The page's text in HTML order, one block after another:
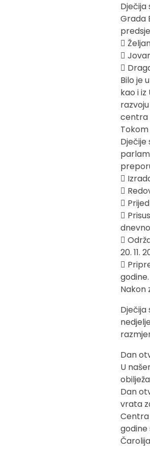
Dječija
Grada



Bilo je
kao i
centra
Dječije





20. 11.

godine.
Nakon
Dječija
Dan
U
Dan
vrata
Centra
godine